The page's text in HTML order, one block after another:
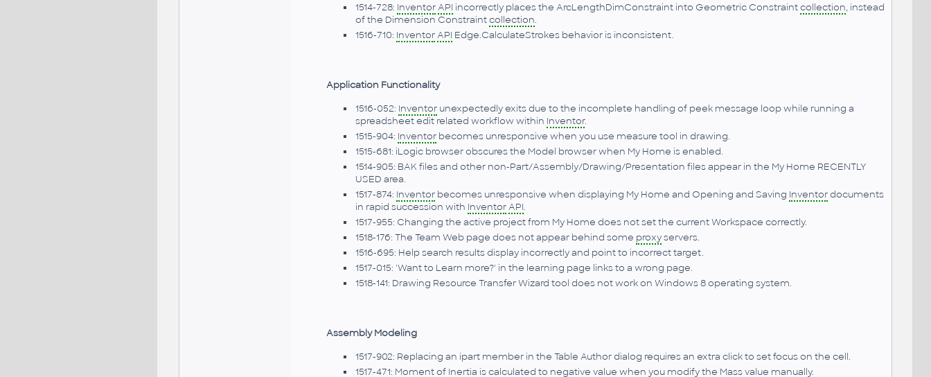
1514-728: InventorAPI incorrectly places the ArcLengthDimConstraint into Geometric Constraintcollection, instead
of the Dimension Constraintcollection.
1516-710: InventorAPI Edge.CalculateStrokes behavior is inconsistent.
Application Functionality
1516-052: Inventorunexpectedly exits due to the incomplete handling of peek message loop while running a
spreadsheet edit related workflow within Inventor.
1515-904: Inventorbecomes unresponsive when you use measure tool in drawing.
1515-681: iLogic browser obscures the Model browser when My Home is enabled.
1514-905: BAK files and other non-Part/Assembly/Drawing/Presentation files appear in the My Home RECENTLY
USED area.
1517-874: Inventorbecomes unresponsive when displaying My Home and Opening and Saving Inventordocuments
in rapid succession with InventorAPI.
1517-955: Changing the active project from My Home does not set the current Workspace correctly.
1518-176: The Team Web page does not appear behind some proxyservers.
1516-695: Help search results display incorrectly and point to incorrect target.
1517-015: 'Want to Learn more?' in the learning page links to a wrong page.
1518-141: Drawing Resource Transfer Wizard tool does not work on Windows 8 operating system.
Assembly Modeling
1517-902: Replacing an ipart member in the Table Author dialog requires an extra click to set focus on the cell.
1517-471: Moment of Inertia is calculated to negative value when you modify the Mass value manually.